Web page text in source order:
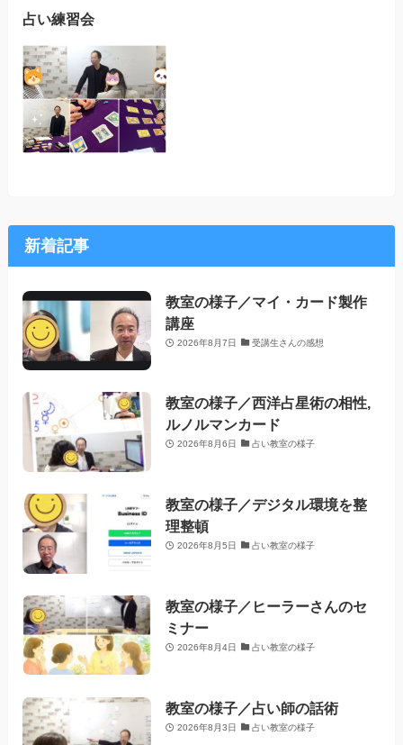
占い練習会
新着記事
教室の様子／マイ・カード製作
講座
2026年8月7日 受講生さんの感想
教室の様子／西洋占星術の相性,
ルノルマンカード
2026年8月6日 占い教室の様子
教室の様子／デジタル環境を整
理整頓
2026年8月5日 占い教室の様子
教室の様子／ヒーラーさんのセ
ミナー
2026年8月4日 占い教室の様子
教室の様子／占い師の話術
2026年8月3日 占い教室の様子